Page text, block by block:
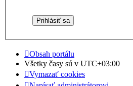
Obsah portálu
Všetky časy sú v UTC+03:00
Vymazať cookies